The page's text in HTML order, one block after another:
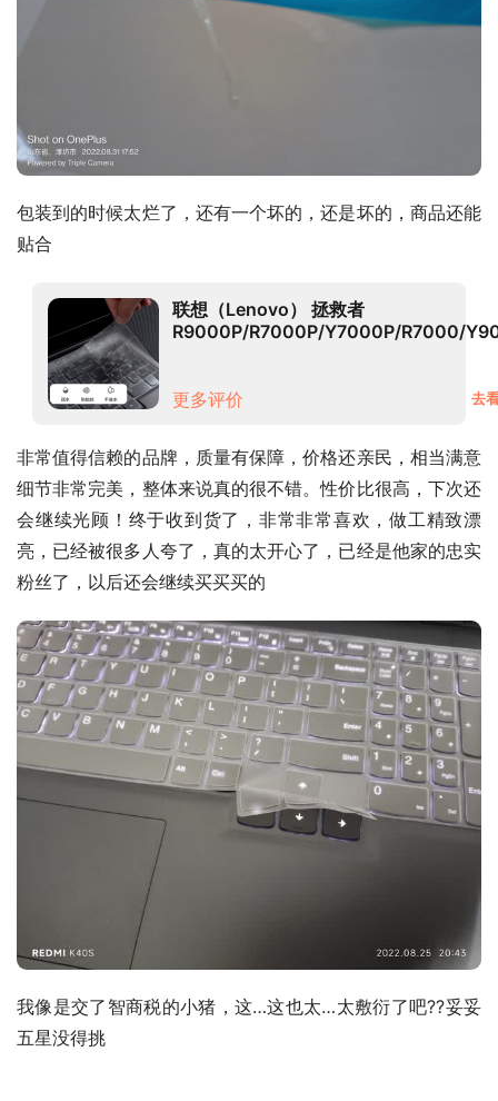
包装到的时候太烂了，还有一个坏的，还是坏的，商品还能
贴合
联想（Lenovo） 拯救者
R9000P/R7000P/Y7000P/R7000/
更多评价
去
非常值得信赖的品牌，质量有保障，价格还亲民，相当满意
细节非常完美，整体来说真的很不错。性价比很高，下次还
会继续光顾！终于收到货了，非常非常喜欢，做工精致漂
亮，已经被很多人夸了，真的太开心了，已经是他家的忠实
粉丝了，以后还会继续买买买的
我像是交了智商税的小猪，这…这也太…太敷衍了吧??妥妥
五星没得挑